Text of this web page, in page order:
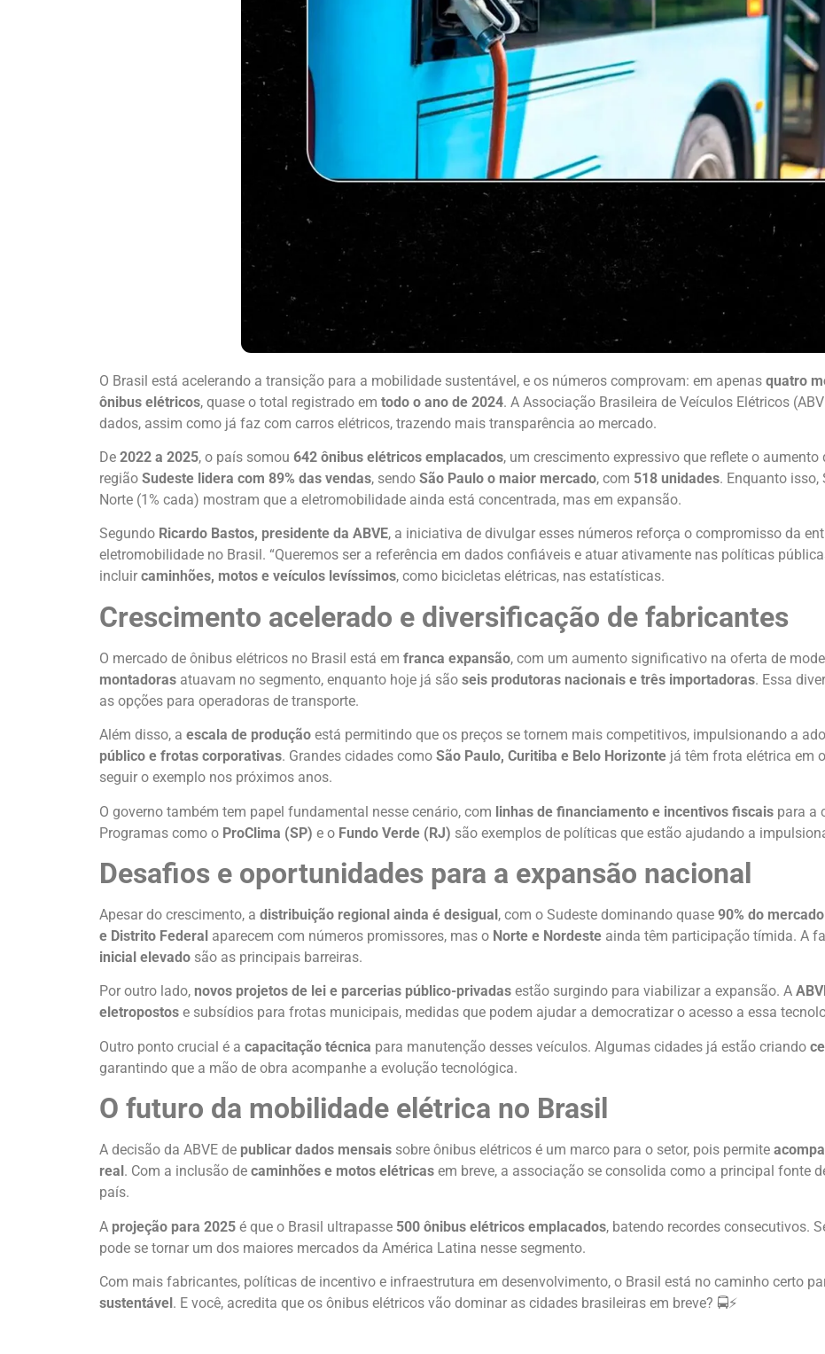
O Brasil está acelerando a transição para a mobilidade sustentável, e os números comprovam: em apenas quatro
ônibus elétricos, quase o total registrado em todo o ano de 2024. A Associação Brasileira de Veículos Elétricos
dados, assim como já faz com carros elétricos, trazendo mais transparência ao mercado.
De 2022 a 2025, o país somou 642 ônibus elétricos emplacados, um crescimento expressivo que reflete o
região Sudeste lidera com 89% das vendas, sendo São Paulo o maior mercado, com 518 unidades. Enquanto isso,
Norte (1% cada) mostram que a eletromobilidade ainda está concentrada, mas em expansão.
Segundo Ricardo Bastos, presidente da ABVE, a iniciativa de divulgar esses números reforça o compromisso da
eletromobilidade no Brasil. “Queremos ser a referência em dados confiáveis e atuar ativamente nas políticas
incluir caminhões, motos e veículos levíssimos, como bicicletas elétricas, nas estatísticas.
Crescimento acelerado e diversificação de fabricantes
O mercado de ônibus elétricos no Brasil está em franca expansão, com um aumento significativo na oferta de
montadoras atuavam no segmento, enquanto hoje já são seis produtoras nacionais e três importadoras. Essa
as opções para operadoras de transporte.
Além disso, a escala de produção está permitindo que os preços se tornem mais competitivos, impulsionando a
público e frotas corporativas. Grandes cidades como São Paulo, Curitiba e Belo Horizonte já têm frota elétrica em
seguir o exemplo nos próximos anos.
O governo também tem papel fundamental nesse cenário, com linhas de financiamento e incentivos fiscais para a
Programas como o ProClima (SP) e o Fundo Verde (RJ) são exemplos de políticas que estão ajudando a
Desafios e oportunidades para a expansão nacional
Apesar do crescimento, a distribuição regional ainda é desigual, com o Sudeste dominando quase 90% do mercado
e Distrito Federal aparecem com números promissores, mas o Norte e Nordeste ainda têm participação tímida. A
inicial elevado são as principais barreiras.
Por outro lado, novos projetos de lei e parcerias público-privadas estão surgindo para viabilizar a expansão. A
eletropostos e subsídios para frotas municipais, medidas que podem ajudar a democratizar o acesso a essa
Outro ponto crucial é a capacitação técnica para manutenção desses veículos. Algumas cidades já estão criando
garantindo que a mão de obra acompanhe a evolução tecnológica.
O futuro da mobilidade elétrica no Brasil
A decisão da ABVE de publicar dados mensais sobre ônibus elétricos é um marco para o setor, pois permite
real . Com a inclusão de caminhões e motos elétricas em breve, a associação se consolida como a principal fonte
país.
A projeção para 2025 é que o Brasil ultrapasse 500 ônibus elétricos emplacados, batendo recordes consecutivos.
pode se tornar um dos maiores mercados da América Latina nesse segmento.
Com mais fabricantes, políticas de incentivo e infraestrutura em desenvolvimento, o Brasil está no caminho certo
sustentável. E você, acredita que os ônibus elétricos vão dominar as cidades brasileiras em breve? 🚍⚡